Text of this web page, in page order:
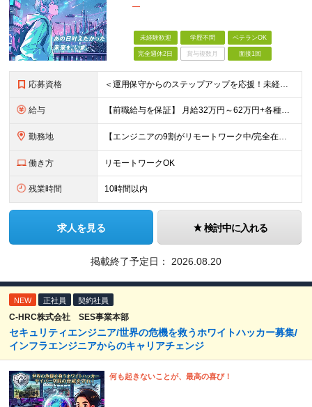
―
未経験歓迎 学歴不問 ベテランOK
完全週休2日 賞与複数月 面接1回
応募資格 ＜運用保守からのステップアップを応援！未経験からの挑戦も大歓迎です♪＞ ■インフラエンジニアとして何らかの実務経験がある方（経験領域不問） ■学歴不問 【こんな方にピッタリの環境です！】 ・運用保守
給与 【前職給与を保証】 月給32万円～62万円+各種手当+決算賞与 ★資格手当や資格取得報奨金、役職手当など待遇、福利厚生が充実！ ★1年で年収60万円以上アップした社員が多数！ ※経験・スキルを考慮
勤務地 【エンジニアの9割がリモートワーク中/完全在宅ワークで働くメンバーも◎】 現在、エンジニアの約9割がリモートワークを実施。 そのうち約3割がフルリモートで勤務しており、地方在住のメンバーも活躍していま
働き方 リモートワークOK
残業時間 10時間以内
求人を見る 検討中に入れる
掲載終了予定日： 2026.08.20
NEW 正社員 契約社員
C-HRC株式会社 SES事業本部
セキュリティエンジニア/世界の危機を救うホワイトハッカー募集/
インフラエンジニアからのキャリアチェンジ
何も起きないことが、最高の喜び！